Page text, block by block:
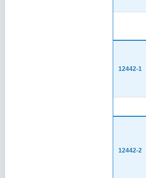
12442-1
12442-2